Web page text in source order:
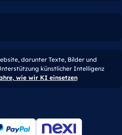
darunter Texte, Bilder und
künstlicher Intelligenz
wie wir KI einsetzen